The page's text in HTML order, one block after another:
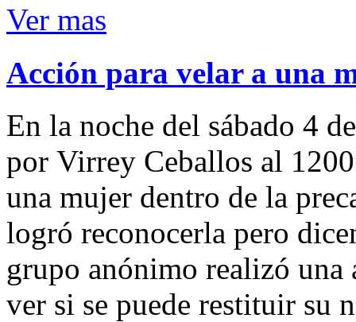
Ver mas
Acción para velar a una
En la noche del sábado 4
por Virrey Ceballos al
una mujer dentro de la
logró reconocerla pero
grupo anónimo realizó
ver si se puede restituir su